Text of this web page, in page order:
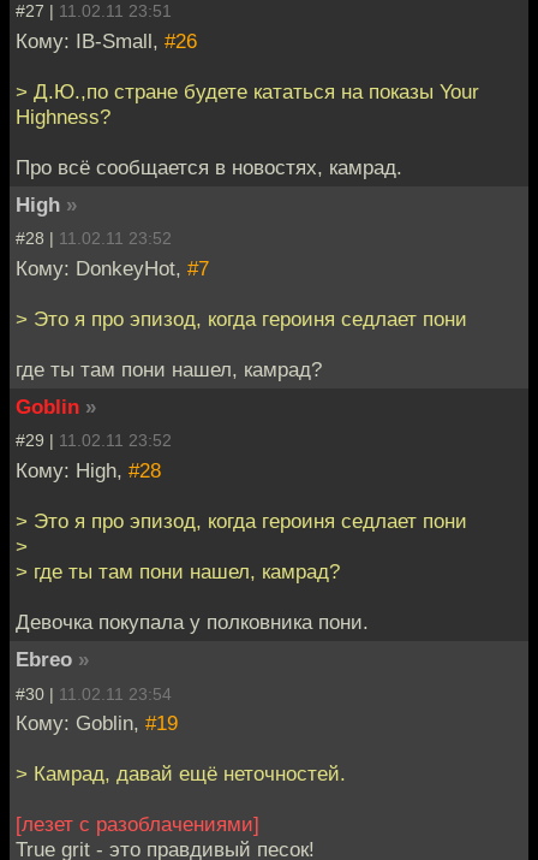
#27 | 11.02.11 23:51
Кому: IB-Small, #26
> Д.Ю.,по стране будете кататься на показы Your
Highness?
Про всё сообщается в новостях, камрад.
High »
#28 | 11.02.11 23:52
Кому: DonkeyHot, #7
> Это я про эпизод, когда героиня седлает пони
где ты там пони нашел, камрад?
Goblin »
#29 | 11.02.11 23:52
Кому: High, #28
> Это я про эпизод, когда героиня седлает пони
>
> где ты там пони нашел, камрад?
Девочка покупала у полковника пони.
Ebreo »
#30 | 11.02.11 23:54
Кому: Goblin, #19
> Камрад, давай ещё неточностей.
[лезет с разоблачениями]
True grit - это правдивый песок!